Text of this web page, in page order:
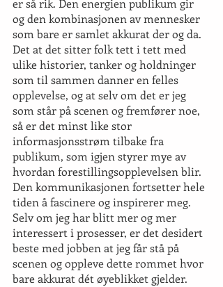
er så rik. Den energien publikum gir
og den kombinasjonen av mennesker
som bare er samlet akkurat der og da.
Det at det sitter folk tett i tett med
ulike historier, tanker og holdninger
som til sammen danner en felles
opplevelse, og at selv om det er jeg
som står på scenen og fremfører noe,
så er det minst like stor
informasjonsstrøm tilbake fra
publikum, som igjen styrer mye av
hvordan forestillingsopplevelsen blir.
Den kommunikasjonen fortsetter hele
tiden å fascinere og inspirerer meg.
Selv om jeg har blitt mer og mer
interessert i prosesser, er det desidert
beste med jobben at jeg får stå på
scenen og oppleve dette rommet hvor
bare akkurat dét øyeblikket gjelder.